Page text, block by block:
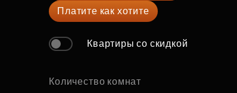
Рефинансирование
Платите как хотите
Квартиры со скидкой
Количество комнат